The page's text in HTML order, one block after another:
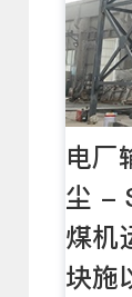
电厂
尘 -
煤机
块施